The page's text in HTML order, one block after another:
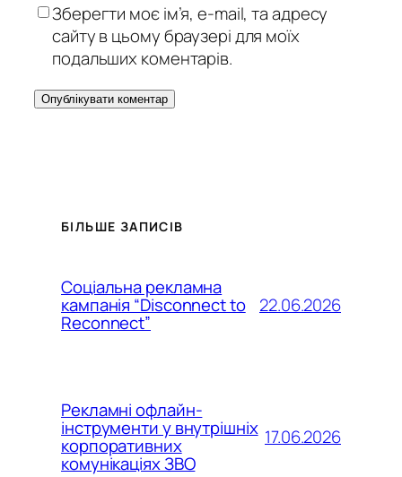
Зберегти моє ім’я, e-mail, та адресу
сайту в цьому браузері для моїх
подальших коментарів.
БІЛЬШЕ ЗАПИСІВ
Соціальна рекламна
кампанія “Disconnect to
Reconnect”
22.06.2026
Рекламні офлайн-
інструменти у внутрішніх
корпоративних
комунікаціях ЗВО
17.06.2026